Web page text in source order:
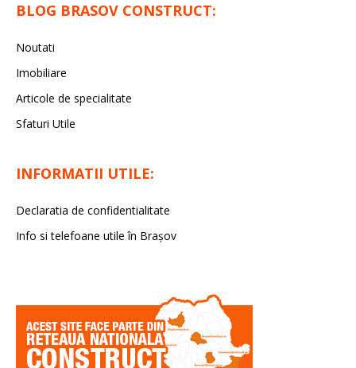
BLOG BRASOV CONSTRUCT:
Noutati
Imobiliare
Articole de specialitate
Sfaturi Utile
INFORMATII UTILE:
Declaratia de confidentialitate
Info si telefoane utile în Braşov